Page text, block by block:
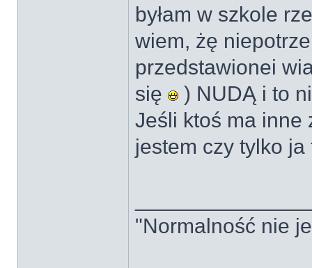
byłam w szkole
wiem, żę
przedstawionei
się
) NUDĄ i to
Jeśli ktoś ma inne
jestem czy tylko
"Normalność nie